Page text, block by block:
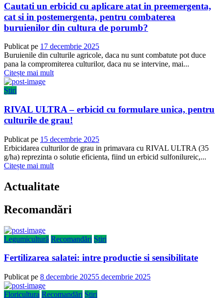
Cautati un erbicid cu aplicare atat in preemergenta,
cat si in postemergenta, pentru combaterea
buruienilor din cultura de porumb?
Publicat pe 17 decembrie 2025
Buruienile din culturile agricole, daca nu sunt combatute pot duce
pana la compromiterea culturilor, daca nu se intervine, mai...
Citește mai mult
Știri
RIVAL ULTRA – erbicid cu formulare unica, pentru
culturile de grau!
Publicat pe 15 decembrie 2025
Erbicidarea culturilor de grau in primavara cu RIVAL ULTRA (35
g/ha) reprezinta o solutie eficienta, fiind un erbicid sulfonilureic,...
Citește mai mult
Actualitate
Recomandări
Legumicultură Recomandări Știri
Fertilizarea salatei: intre productie si sensibilitate
Publicat pe 8 decembrie 20255 decembrie 2025
Floricultura Recomandări Știri